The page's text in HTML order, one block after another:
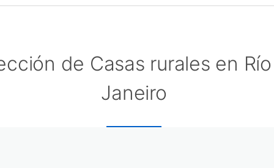
de Casas rurales en
Janeiro